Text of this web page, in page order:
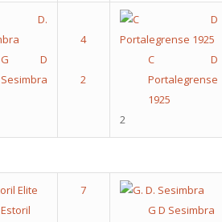
G D
Sesimbra
C D
Portalegrense
1925
2
Estoril
G D Sesimbra